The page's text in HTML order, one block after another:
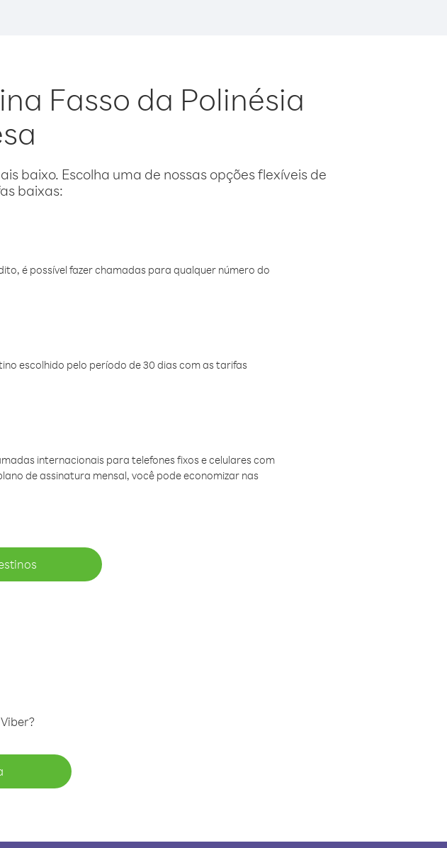
Fasso da Polinésia
baixo. Escolha uma de nossas opções flexíveis de
baixas:
é possível fazer chamadas para qualquer número do
escolhido pelo período de 30 dias com as tarifas
internacionais para telefones fixos e celulares com
de assinatura mensal, você pode economizar nas